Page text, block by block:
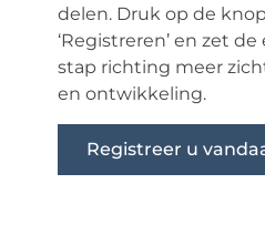
delen. Druk op de knop
‘Registreren’ en zet de
stap richting meer
en ontwikkeling.
Registreer u